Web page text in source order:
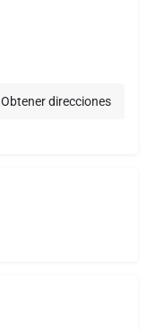
Obtener direcciones